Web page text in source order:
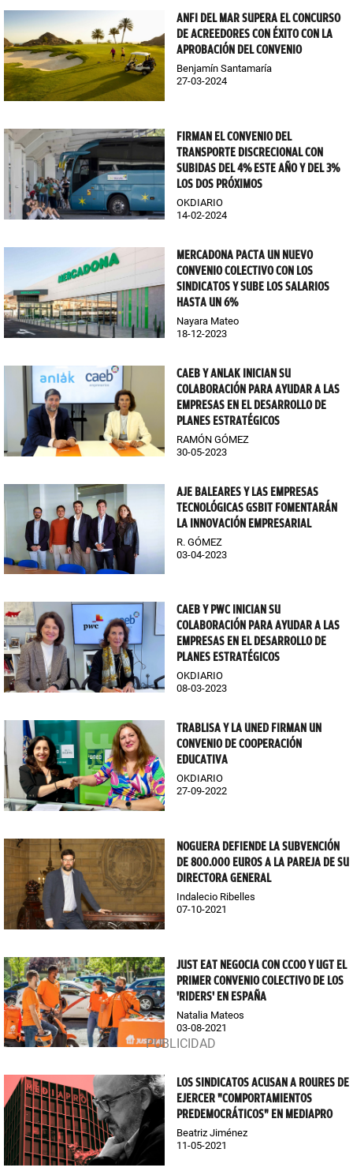
ANFI DEL MAR SUPERA EL CONCURSO
DE ACREEDORES CON ÉXITO CON LA
APROBACIÓN DEL CONVENIO
Benjamín Santamaría
27-03-2024
FIRMAN EL CONVENIO DEL
TRANSPORTE DISCRECIONAL CON
SUBIDAS DEL 4% ESTE AÑO Y DEL 3%
LOS DOS PRÓXIMOS
OKDIARIO
14-02-2024
MERCADONA PACTA UN NUEVO
CONVENIO COLECTIVO CON LOS
SINDICATOS Y SUBE LOS SALARIOS
HASTA UN 6%
Nayara Mateo
18-12-2023
CAEB Y ANLAK INICIAN SU
COLABORACIÓN PARA AYUDAR A LAS
EMPRESAS EN EL DESARROLLO DE
PLANES ESTRATÉGICOS
RAMÓN GÓMEZ
30-05-2023
AJE BALEARES Y LAS EMPRESAS
TECNOLÓGICAS GSBIT FOMENTARÁN
LA INNOVACIÓN EMPRESARIAL
R. GÓMEZ
03-04-2023
CAEB Y PWC INICIAN SU
COLABORACIÓN PARA AYUDAR A LAS
EMPRESAS EN EL DESARROLLO DE
PLANES ESTRATÉGICOS
OKDIARIO
08-03-2023
TRABLISA Y LA UNED FIRMAN UN
CONVENIO DE COOPERACIÓN
EDUCATIVA
OKDIARIO
27-09-2022
NOGUERA DEFIENDE LA SUBVENCIÓN
DE 800.000 EUROS A LA PAREJA DE SU
DIRECTORA GENERAL
Indalecio Ribelles
07-10-2021
JUST EAT NEGOCIA CON CCOO Y UGT EL
PRIMER CONVENIO COLECTIVO DE LOS
'RIDERS' EN ESPAÑA
Natalia Mateos
03-08-2021
LOS SINDICATOS ACUSAN A ROURES DE
EJERCER "COMPORTAMIENTOS
PREDEMOCRÁTICOS" EN MEDIAPRO
Beatriz Jiménez
11-05-2021